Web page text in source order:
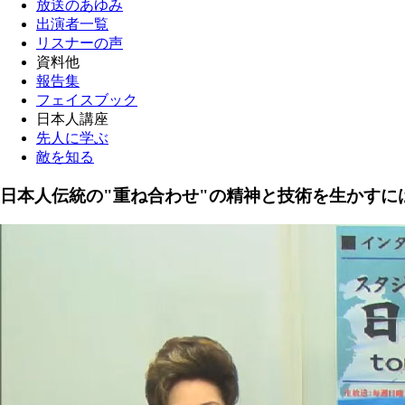
放送のあゆみ
出演者一覧
リスナーの声
資料他
報告集
フェイスブック
日本人講座
先人に学ぶ
敵を知る
日本人伝統の"重ね合わせ"の精神と技術を生かすに